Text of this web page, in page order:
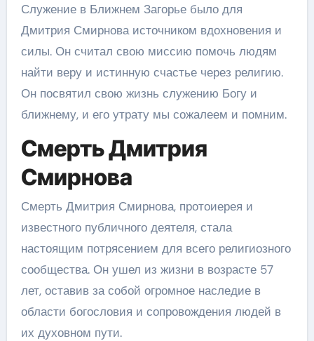
Служение в Ближнем Загорье было для
Дмитрия Смирнова источником вдохновения и
силы. Он считал свою миссию помочь людям
найти веру и истинную счастье через религию.
Он посвятил свою жизнь служению Богу и
ближнему, и его утрату мы сожалеем и помним.
Смерть Дмитрия
Смирнова
Смерть Дмитрия Смирнова, протоиерея и
известного публичного деятеля, стала
настоящим потрясением для всего религиозного
сообщества. Он ушел из жизни в возрасте 57
лет, оставив за собой огромное наследие в
области богословия и сопровождения людей в
их духовном пути.